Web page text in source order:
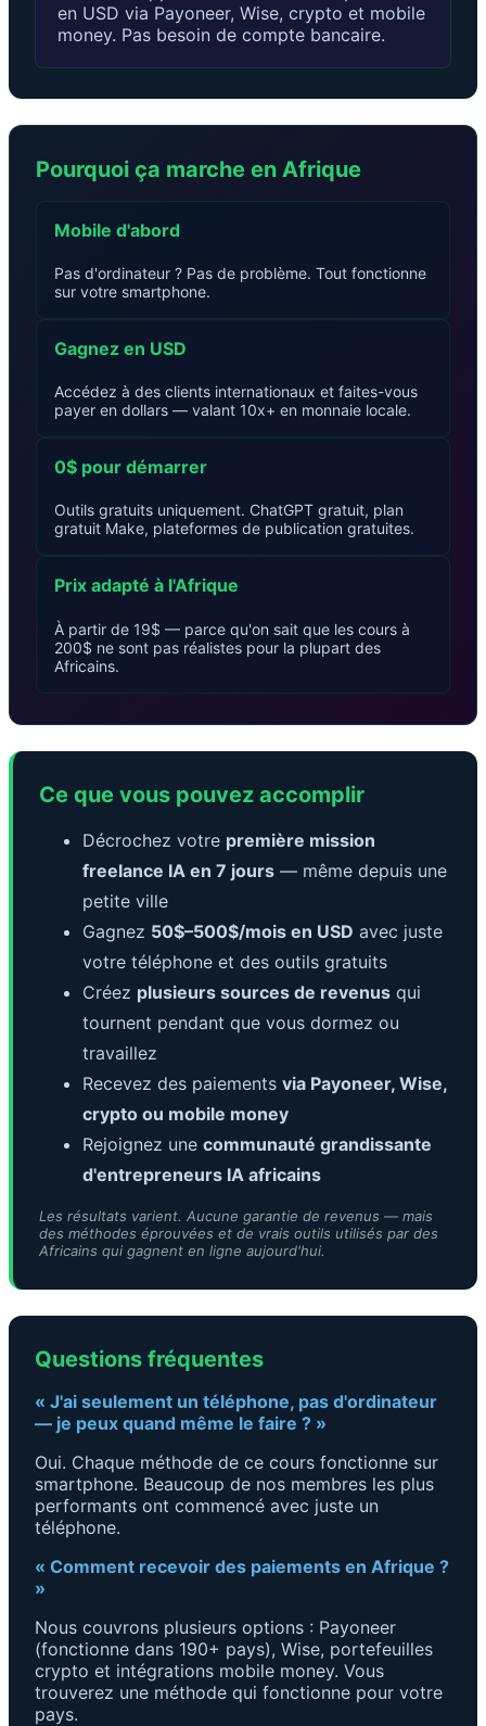
en USD via Payoneer, Wise, crypto et mobile
money. Pas besoin de compte bancaire.
Pourquoi ça marche en Afrique
Mobile d'abord
Pas d'ordinateur ? Pas de problème. Tout fonctionne
sur votre smartphone.
Gagnez en USD
Accédez à des clients internationaux et faites-vous
payer en dollars — valant 10x+ en monnaie locale.
0$ pour démarrer
Outils gratuits uniquement. ChatGPT gratuit, plan
gratuit Make, plateformes de publication gratuites.
Prix adapté à l'Afrique
À partir de 19$ — parce qu'on sait que les cours à
200$ ne sont pas réalistes pour la plupart des
Africains.
Ce que vous pouvez accomplir
Décrochez votre première mission
freelance IA en 7 jours — même depuis une
petite ville
Gagnez 50$–500$/mois en USD avec juste
votre téléphone et des outils gratuits
Créez plusieurs sources de revenus qui
tournent pendant que vous dormez ou
travaillez
Recevez des paiements via Payoneer, Wise,
crypto ou mobile money
Rejoignez une communauté grandissante
d'entrepreneurs IA africains
Les résultats varient. Aucune garantie de revenus — mais
des méthodes éprouvées et de vrais outils utilisés par des
Africains qui gagnent en ligne aujourd'hui.
Questions fréquentes
« J'ai seulement un téléphone, pas d'ordinateur
— je peux quand même le faire ? »
Oui. Chaque méthode de ce cours fonctionne sur
smartphone. Beaucoup de nos membres les plus
performants ont commencé avec juste un
téléphone.
« Comment recevoir des paiements en Afrique ?
»
Nous couvrons plusieurs options : Payoneer
(fonctionne dans 190+ pays), Wise, portefeuilles
crypto et intégrations mobile money. Vous
trouverez une méthode qui fonctionne pour votre
pays.